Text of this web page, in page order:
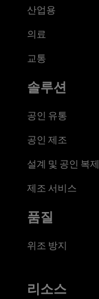
산업용
의료
교통
솔루션
공인 유통
공인 제조
설계 및 공인 복제
제조 서비스
품질
위조 방지
리소스